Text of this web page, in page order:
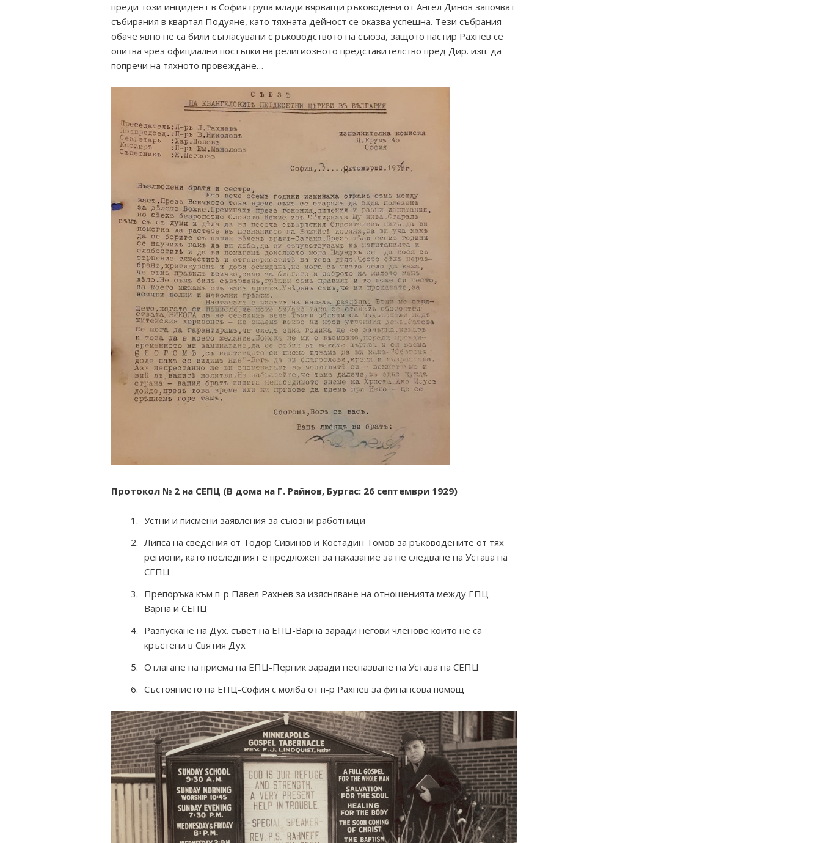
преди този инцидент в София група млади вярващи ръководени от Ангел Динов започват
събирания в квартал Подуяне, като тяхната дейност се оказва успешна. Тези събрания
обаче явно не са били съгласувани с ръководството на съюза, защото пастир Рахнев се
опитва чрез официални постъпки на религиозното представителство пред Дир. изп. да
попречи на тяхното провеждане…
Протокол № 2 на СЕПЦ (В дома на Г. Райнов, Бургас: 26 септември 1929)
Устни и писмени заявления за съюзни работници
Липса на сведения от Тодор Сивинов и Костадин Томов за ръководените от тях
региони, като последният е предложен за наказание за не следване на Устава на
СЕПЦ
Препоръка към п-р Павел Рахнев за изясняване на отношенията между ЕПЦ-
Варна и СЕПЦ
Разпускане на Дух. съвет на ЕПЦ-Варна заради негови членове които не са
кръстени в Святия Дух
Отлагане на приема на ЕПЦ-Перник заради неспазване на Устава на СЕПЦ
Състоянието на ЕПЦ-София с молба от п-р Рахнев за финансова помощ